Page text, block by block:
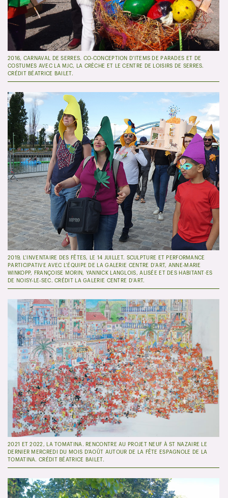
2016, CARNAVAL DE SERRES. CO-CONCEPTION D'ITEMS DE PARADES ET DE
COSTUMES AVEC LA MJC, LA CRÈCHE ET LE CENTRE DE LOISIRS DE SERRES.
CRÉDIT BÉATRICE BAILET.
2019, L’INVENTAIRE DES FÊTES, LE 14 JUILLET. SCULPTURE ET PERFORMANCE
PARTICIPATIVE AVEC L’ÉQUIPE DE LA GALERIE CENTRE D’ART, ANNE-MARIE
WINKOPP, FRANÇOISE MORIN, YANNICK LANGLOIS, ALISÉE ET DES HABITANT·ES
DE NOISY-LE-SEC. CRÉDIT LA GALERIE CENTRE D’ART.
2021 ET 2022, LA TOMATINA. RENCONTRE AU PROJET NEUF À ST NAZAIRE LE
DERNIER MERCREDI DU MOIS D'AOÛT AUTOUR DE LA FÊTE ESPAGNOLE DE LA
TOMATINA. CRÉDIT BÉATRICE BAILET.